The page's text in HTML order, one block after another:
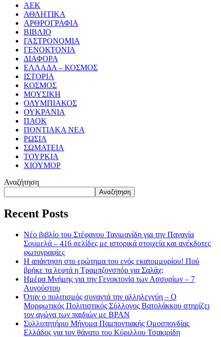
ΑΕΚ
ΑΘΛΗΤΙΚΑ
ΑΡΘΡΟΓΡΑΦΙΑ
ΒΙΒΛΙΟ
ΓΑΣΤΡΟΝΟΜΙΑ
ΓΕΝΟΚΤΟΝΙΑ
ΔΙΑΦΟΡΑ
ΕΛΛΑΔΑ – ΚΟΣΜΟΣ
ΙΣΤΟΡΙΑ
ΚΟΣΜΟΣ
ΜΟΥΣΙΚΗ
ΟΛΥΜΠΙΑΚΟΣ
ΟΥΚΡΑΝΙΑ
ΠΑΟΚ
ΠΟΝΤΙΑΚΑ ΝΕΑ
ΡΩΣΙΑ
ΣΩΜΑΤΕΙΑ
ΤΟΥΡΚΙΑ
ΧΙΟΥΜΟΡ
Αναζήτηση
Αναζήτηση
Recent Posts
Νέο βιβλίο του Στέφανου Τανιμανίδη για την Παναγία
Σουμελά – 416 σελίδες με ιστορικά στοιχεία και ανέκδοτες
φωτογραφίες
Η απάντηση στο ερώτημα του ενός εκατομμυρίου! Πού
βρήκε τα λεφτά η Τραμπζονσπόρ για Σαλάχ;
Ημέρα Μνήμης για την Γενοκτονία των Ασσυρίων – 7
Αυγούστου
Όταν ο πολιτισμός συναντά την αλληλεγγύη – Ο
Μορφωτικός Πολιτιστικός Σύλλογος Βατολάκκου στηρίζει
τον αγώνα των παιδιών με BPAN
Συλλυπητήριο Μήνυμα Παμποντιακής Ομοσπονδίας
Ελλάδος για τον θάνατο του Κύριλλου Τσακιρίδη